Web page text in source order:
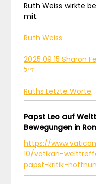
Ruth Weiss wirkte
mit.
Ruth Weiss
2025 09 15 Sharon
זייל
Ruths Letzte Worte
Papst Leo auf
Bewegungen in
https://
10/vatikan-
papst-kritik-